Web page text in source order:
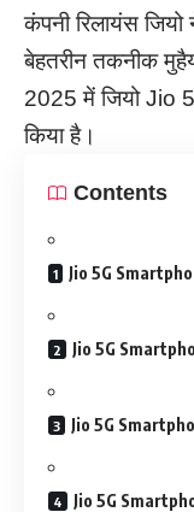
कंपनी रिलायंस
बेहतरीन तकनीक
2025 में जियो Jio
किया है।
Contents
Jio 5G
Jio 5G
Jio 5G
Jio 5G